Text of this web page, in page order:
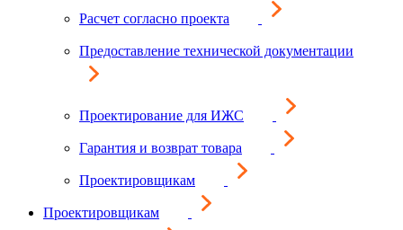
Расчет согласно проекта
Предоставление технической документации
Проектирование для ИЖС
Гарантия и возврат товара
Проектировщикам
Проектировщикам